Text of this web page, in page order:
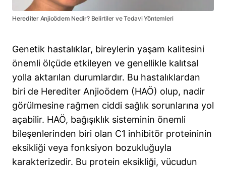
Herediter Anjioödem Nedir? Belirtiler ve Tedavi Yöntemleri
Genetik hastalıklar, bireylerin yaşam kalitesini
önemli ölçüde etkileyen ve genellikle kalıtsal
yolla aktarılan durumlardır. Bu hastalıklardan
biri de Herediter Anjioödem (HAÖ) olup, nadir
görülmesine rağmen ciddi sağlık sorunlarına yol
açabilir. HAÖ, bağışıklık sisteminin önemli
bileşenlerinden biri olan C1 inhibitör proteininin
eksikliği veya fonksiyon bozukluğuyla
karakterizedir. Bu protein eksikliği, vücudun